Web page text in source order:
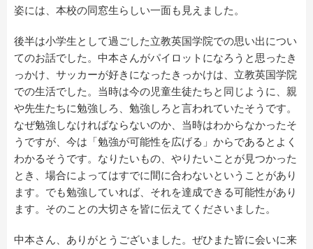
姿には、本校の同窓生らしい一面も見えました。
後半は小学生として過ごした立教英国学院での思い出につい
てのお話でした。中本さんがパイロットになろうと思ったき
っかけ、サッカーが好きになったきっかけは、立教英国学院
での生活でした。当時は今の児童生徒たちと同じように、親
や先生たちに勉強しろ、勉強しろと言われていたそうです。
なぜ勉強しなければならないのか、当時はわからなかったそ
うですが、今は「勉強が可能性を広げる」からであるとよく
わかるそうです。なりたいもの、やりたいことが見つかった
とき、場合によってはすでに間に合わないということがあり
ます。でも勉強していれば、それを達成できる可能性があり
ます。そのことの大切さを皆に伝えてくださいました。
中本さん、ありがとうございました。ぜひまた皆に会いに来